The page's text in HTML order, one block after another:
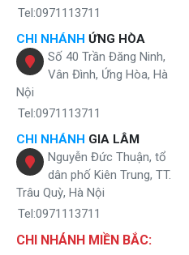
Tel:0971113711
CHI NHÁNH ỨNG HÒA
Số 40 Trần Đăng Ninh,
Vân Đình, Ứng Hòa, Hà
Nội
Tel:0971113711
CHI NHÁNH GIA LÂM
Nguyễn Đức Thuận, tổ
dân phố Kiên Trung, TT.
Trâu Quỳ, Hà Nội
Tel:0971113711
CHI NHÁNH MIỀN BẮC: